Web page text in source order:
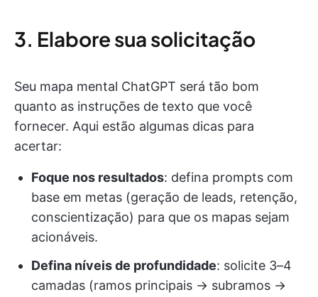
3. Elabore sua solicitação
Seu mapa mental ChatGPT será tão bom
quanto as instruções de texto que você
fornecer. Aqui estão algumas dicas para
acertar:
Foque nos resultados: defina prompts com
base em metas (geração de leads, retenção,
conscientização) para que os mapas sejam
acionáveis.
Defina níveis de profundidade: solicite 3–4
camadas (ramos principais → subramos →